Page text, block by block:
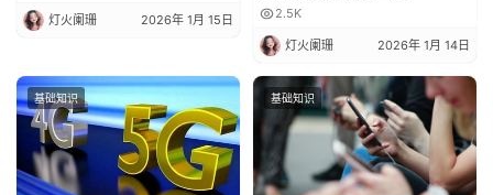
灯火阑珊 2026年 1月 15日 2.5K
灯火阑珊 2026年 1月 14日
基础知识 基础知识